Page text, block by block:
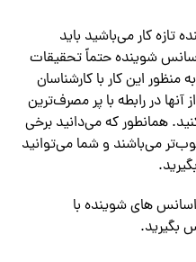
تازه کار می‌باشید باید
شوینده حتماً تحقیقات
منظور این کار با کارشناسان
در رابطه با پر مصرف‌ترین
همانطور که می‌دانید برخی
می‌باشند و شما می‌توانید
‌های شوینده با
بگیرید.